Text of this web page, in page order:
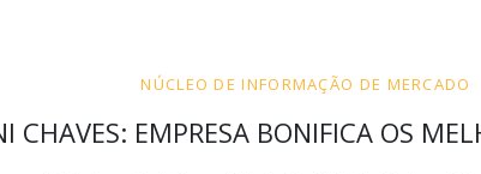
NÚCLEO DE INFORMAÇÃO DE MERCADO
CHAVES: EMPRESA BONIFICA OS